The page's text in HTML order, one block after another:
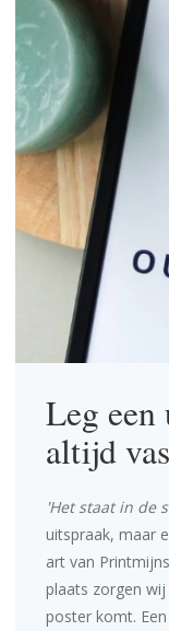
Leg
altijd
'Het staat in de
uitspraak, maar
art van
plaats zorgen
poster komt.